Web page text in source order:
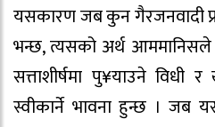
यसकारण जब कुन गैरजनवादी
भन्छ, त्यसको अर्थ
सत्ताशीर्षमा पु¥याउने विधी
स्वीकार्ने भावना हुन्छ । जब